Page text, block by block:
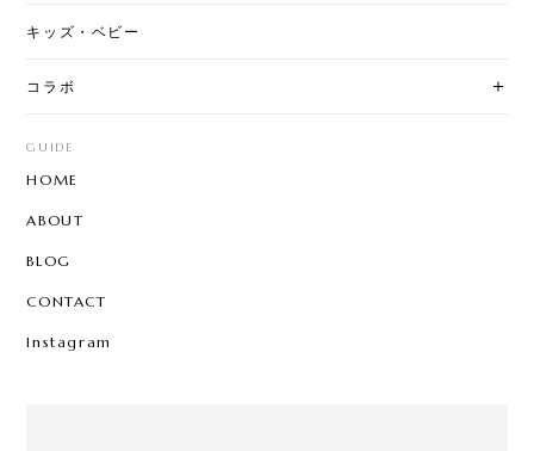
キッズ・ベビー
コラボ
GUIDE
HOME
ABOUT
BLOG
CONTACT
Instagram